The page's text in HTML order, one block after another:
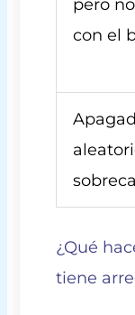
pero
con el
¿Qué
tiene